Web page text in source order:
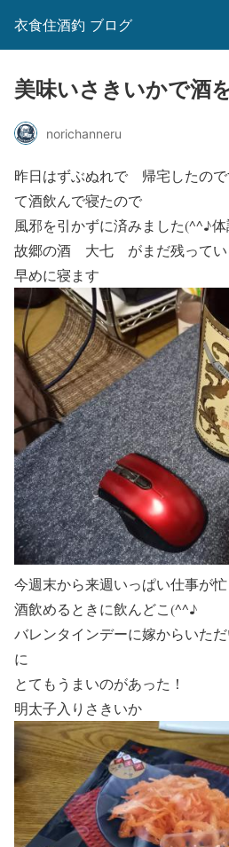
衣食住酒釣 ブログ
美味いさきいかで酒
norichanneru
昨日はずぶぬれで 帰宅したので
て酒飲んで寝たので
風邪を引かずに済みました(^^♪体
故郷の酒 大七 がまだ残ってい
早めに寝ます
今週末から来週いっぱい仕事が
酒飲めるときに飲んどこ(^^♪
バレンタインデーに嫁からいた
に
とてもうまいのがあった！
明太子入りさきいか